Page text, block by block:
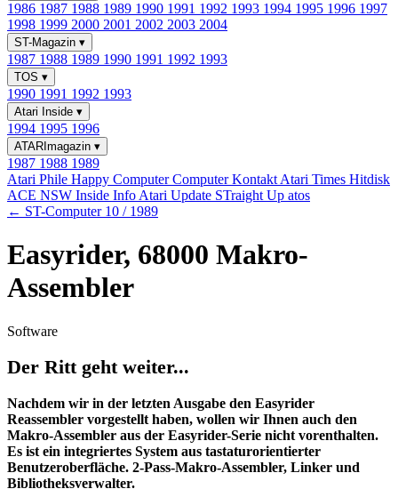
1986 1987 1988 1989 1990 1991 1992 1993 1994 1995 1996 1997
1998 1999 2000 2001 2002 2003 2004
ST-Magazin ▾
1987 1988 1989 1990 1991 1992 1993
TOS ▾
1990 1991 1992 1993
Atari Inside ▾
1994 1995 1996
ATARImagazin ▾
1987 1988 1989
Atari Phile Happy ComputerComputer Kontakt Atari Times Hitdisk
ACE NSW Inside Info Atari Update STraight Up atos
← ST-Computer 10 / 1989
Easyrider, 68000 Makro-
Assembler
Software
Der Ritt geht weiter...
Nachdem wir in der letzten Ausgabe den Easyrider
Reassembler vorgestellt haben, wollen wir Ihnen auch den
Makro-Assembler aus der Easyrider-Serie nicht vorenthalten.
Es ist ein integriertes System aus tastaturorientierter
Benutzeroberfläche. 2-Pass-Makro-Assembler, Linker und
Bibliotheksverwalter.